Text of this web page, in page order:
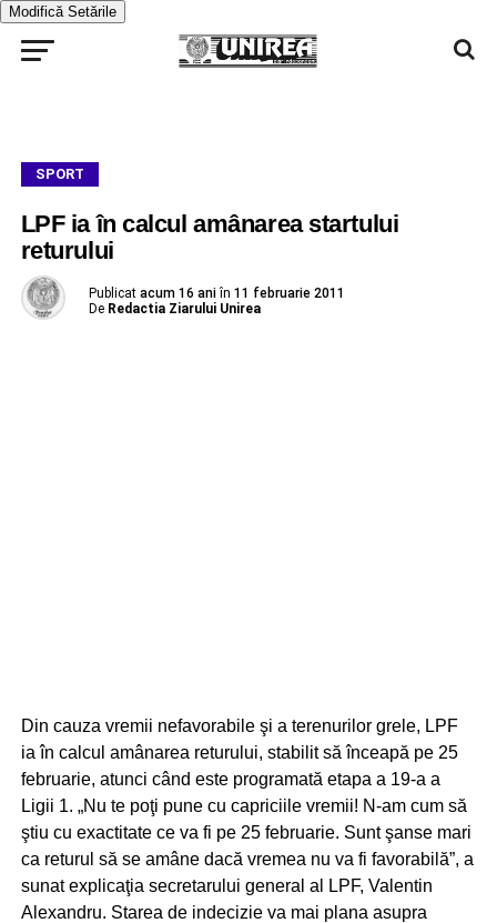
Modifică Setările
SPORT
LPF ia în calcul amânarea startului
returului
Publicat acum 16 ani în 11 februarie 2011
De Redactia Ziarului Unirea
Din cauza vremii nefavorabile şi a terenurilor grele, LPF
ia în calcul amânarea returului, stabilit să înceapă pe 25
februarie, atunci când este programată etapa a 19-a a
Ligii 1. „Nu te poţi pune cu capriciile vremii! N-am cum să
ştiu cu exactitate ce va fi pe 25 februarie. Sunt şanse mari
ca returul să se amâne dacă vremea nu va fi favorabilă”, a
sunat explicaţia secretarului general al LPF, Valentin
Alexandru. Starea de indecizie va mai plana asupra